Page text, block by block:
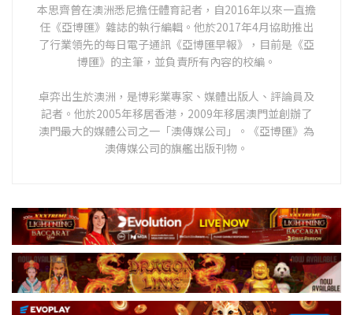
本思齊曾在澳洲悉尼擔任體育記者，自2016年以來一直擔
任《亞博匯》雜誌的執行編輯。他於2017年4月協助推出
了行業領先的每日電子通訊《亞博匯早報》，目前是《亞
博匯》的主筆，並負責所有內容的校編。
卓弈出生於澳洲，是博彩業專家、媒體出版人、評論員及
記者。他於2005年移居香港，2009年移居澳門並創辦了
澳門最大的媒體公司之一「澳傳媒公司」。《亞博匯》為
澳傳媒公司的旗艦出版刊物。